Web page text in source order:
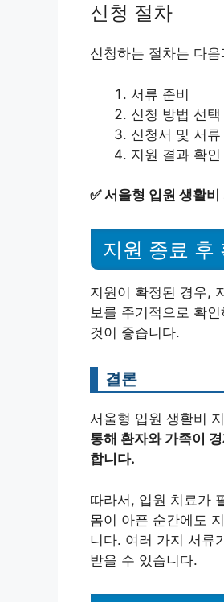
신청 절차
신청하는 절차는 다
서류 준비
신청 방법 선택
신청서 및 서류
지원 결과 확인
✅서울형 입원 생활
지원 종료 후
지원이 확정된 경우,
보를 주기적으로 확
것이 좋습니다.
결론
서울형 입원 생활비
통해 환자와 가족이
합니다.
따라서, 입원 치료가
몸이 아픈 순간에도
니다. 여러 가지 서류
받을 수 있습니다.